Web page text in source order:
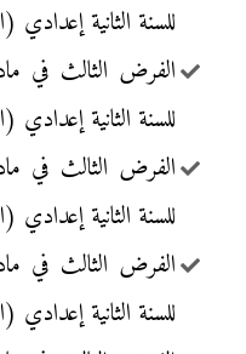
للسنة الثانية إعدادي (النموذج
الفرض الثالث في
للسنة الثانية إعدادي (النموذج
الفرض الثالث في
للسنة الثانية إعدادي (النموذج
الفرض الثالث في
للسنة الثانية إعدادي (النموذج